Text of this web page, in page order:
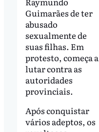
Guimarães de ter
abusado
sexualmente de
suas filhas. Em
protesto, começa a
lutar contra as
autoridades
provinciais.
Após conquistar
vários adeptos, os